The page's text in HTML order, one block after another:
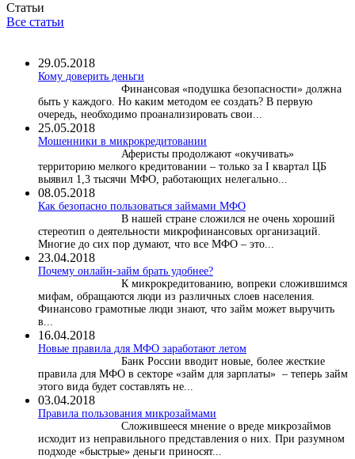
Статьи
Все статьи
29.05.2018
Кому доверить деньги
Финансовая «подушка безопасности» должна
быть у каждого. Но каким методом ее создать? В первую
очередь, необходимо проанализировать свои...
25.05.2018
Мошенники в микрокредитовании
Аферисты продолжают «окучивать»
территорию мелкого кредитовании – только за I квартал ЦБ
выявил 1,3 тысячи МФО, работающих нелегально...
08.05.2018
Как безопасно пользоваться займами МФО
В нашей стране сложился не очень хороший
стереотип о деятельности микрофинансовых организаций.
Многие до сих пор думают, что все МФО – это...
23.04.2018
Почему онлайн-займ брать удобнее?
К микрокредитованию, вопреки сложившимся
мифам, обращаются люди из различных слоев населения.
Финансово грамотные люди знают, что займ может выручить
в...
16.04.2018
Новые правила для МФО заработают летом
Банк России вводит новые, более жесткие
правила для МФО в секторе «займ для зарплаты» – теперь займ
этого вида будет составлять не...
03.04.2018
​Правила пользования микрозаймами
Сложившееся мнение о вреде микрозаймов
исходит из неправильного представления о них. При разумном
подходе «быстрые» деньги приносят...